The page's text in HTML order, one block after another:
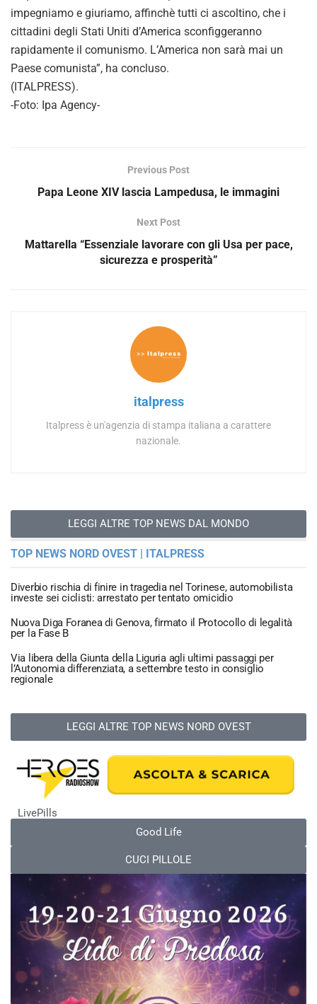
impegniamo e giuriamo, affinchè tutti ci ascoltino, che i
cittadini degli Stati Uniti d’America sconfiggeranno
rapidamente il comunismo. L’America non sarà mai un
Paese comunista”, ha concluso.
(ITALPRESS).
-Foto: Ipa Agency-
Previous Post
Papa Leone XIV lascia Lampedusa, le immagini
Next Post
Mattarella “Essenziale lavorare con gli Usa per pace,
sicurezza e prosperità”
italpress
Italpress è un'agenzia di stampa italiana a carattere
nazionale.
LEGGI ALTRE TOP NEWS DAL MONDO
TOP NEWS NORD OVEST | ITALPRESS
Diverbio rischia di finire in tragedia nel Torinese, automobilista
investe sei ciclisti: arrestato per tentato omicidio
Nuova Diga Foranea di Genova, firmato il Protocollo di legalità
per la Fase B
Via libera della Giunta della Liguria agli ultimi passaggi per
l’Autonomia differenziata, a settembre testo in consiglio
regionale
LEGGI ALTRE TOP NEWS NORD OVEST
LivePills
Good Life
CUCI PILLOLE